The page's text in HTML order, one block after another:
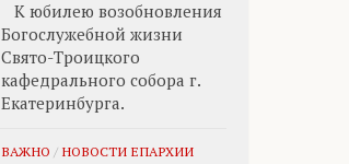
К юбилею возобновления
Богослужебной жизни
Свято-Троицкого
кафедрального собора г.
Екатеринбурга.
ВАЖНО / НОВОСТИ ЕПАРХИИ